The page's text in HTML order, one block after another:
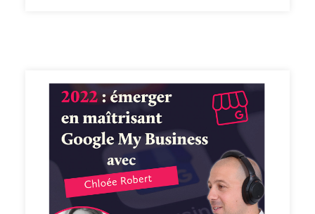
d'écoute favorite ! Que demander de plus !? Ah si !!
Peut-être mettre une note et un avis sur votre
plateforme de podcast pour le faire découvrir par
d'autres conseillers. Merci pour votre soutien. 🙏🏻 Si
vous voulez passer à l'action et bénéficier des meilleurs
conseils pour exploiter pleinement votre potentiel, vous
pouvez bénéficier d'un bilan offert avec un expert de
l’équipe. Cliquez ici pour réserver votre bilan(
https://meetings.hubspot.com/silvy/entretien-via-
podcast )